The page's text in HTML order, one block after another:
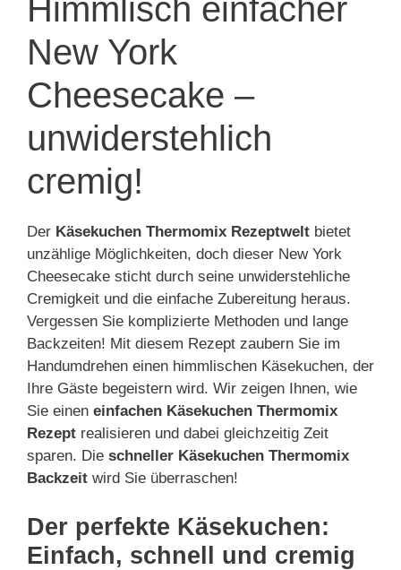
Himmlisch einfacher
New York
Cheesecake –
unwiderstehlich
cremig!
Der Käsekuchen Thermomix Rezeptwelt bietet
unzählige Möglichkeiten, doch dieser New York
Cheesecake sticht durch seine unwiderstehliche
Cremigkeit und die einfache Zubereitung heraus.
Vergessen Sie komplizierte Methoden und lange
Backzeiten! Mit diesem Rezept zaubern Sie im
Handumdrehen einen himmlischen Käsekuchen, der
Ihre Gäste begeistern wird. Wir zeigen Ihnen, wie
Sie einen einfachen Käsekuchen Thermomix
Rezept realisieren und dabei gleichzeitig Zeit
sparen. Die schneller Käsekuchen Thermomix
Backzeit wird Sie überraschen!
Der perfekte Käsekuchen:
Einfach, schnell und cremig